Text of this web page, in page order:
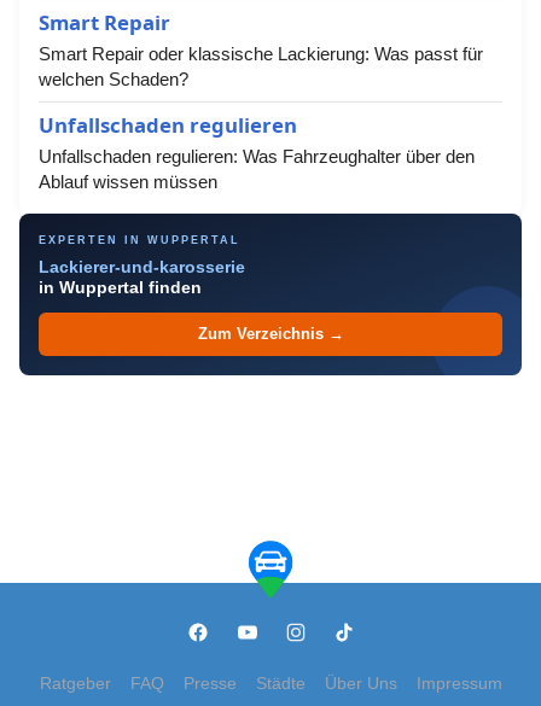
Smart Repair
Smart Repair oder klassische Lackierung: Was passt für
welchen Schaden?
Unfallschaden regulieren
Unfallschaden regulieren: Was Fahrzeughalter über den
Ablauf wissen müssen
EXPERTEN IN WUPPERTAL
Lackierer-und-karosserie
in Wuppertal finden
Zum Verzeichnis →
Ratgeber FAQ Presse Städte Über Uns Impressum